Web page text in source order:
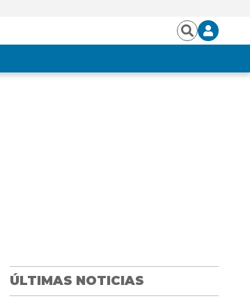
BuscarIniciar
sesión
ÚLTIMAS NOTICIAS